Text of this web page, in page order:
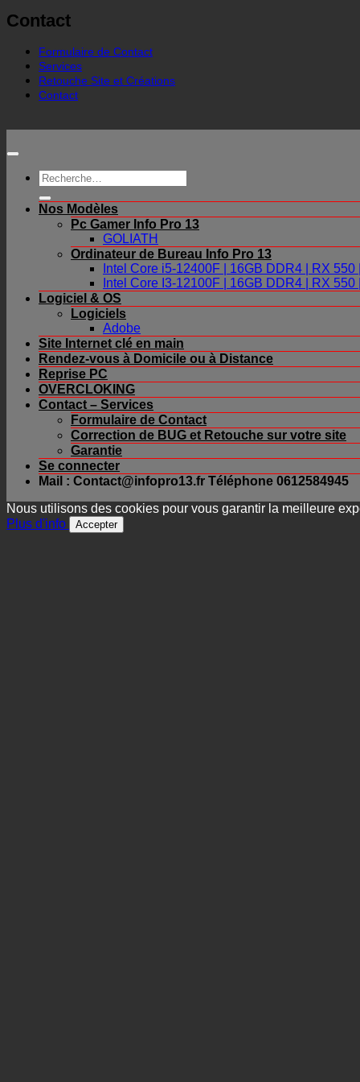
Contact
Formulaire de Contact
Services
Retouche Site et Créations
Contact
Recherche
pour :
Nos Modèles
Pc Gamer Info Pro 13
GOLIATH
Ordinateur de Bureau Info Pro 13
Intel Core i5-12400F | 16GB DDR4 | RX 550
Intel Core I3-12100F | 16GB DDR4 | RX 550
Logiciel & OS
Logiciels
Adobe
Site Internet clé en main
Rendez-vous à Domicile ou à Distance
Reprise PC
OVERCLOKING
Contact – Services
Formulaire de Contact
Correction de BUG et Retouche sur votre site
Garantie
Se connecter
Mail : Contact@infopro13.fr Téléphone 0612584945
Nous utilisons des cookies pour vous garantir la meilleure
Plus d'info
Accepter